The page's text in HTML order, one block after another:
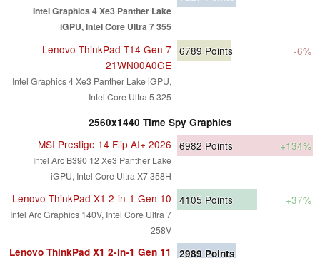
Intel Graphics 4 Xe3 Panther Lake
iGPU, Intel Core Ultra 7 355
Lenovo ThinkPad T14 Gen 7
21WN00A0GE
Intel Graphics 4 Xe3 Panther Lake iGPU,
Intel Core Ultra 5 325
6789 Points -6%
2560x1440 Time Spy Graphics
MSI Prestige 14 Flip AI+ 2026
Intel Arc B390 12 Xe3 Panther Lake
iGPU, Intel Core Ultra X7 358H
6982 Points +134%
Lenovo ThinkPad X1 2-in-1 Gen 10
Intel Arc Graphics 140V, Intel Core Ultra 7
258V
4105 Points +37%
Lenovo ThinkPad X1 2-in-1 Gen 11 2989 Points